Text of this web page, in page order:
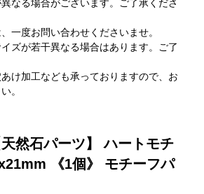
なる場合がございます。ご了承くださ
一度お問い合わせくださいませ。
ズが若干異なる場合はあります。ご了
け加工なども承っておりますので、お
。
然石パーツ】 ハートモチ
《1個》 モチーフパ